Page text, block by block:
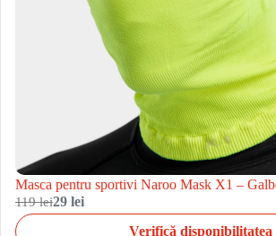
Masca pentru sportivi Naroo Mask X1 –
119 lei29 lei
Verifică disponibilitatea